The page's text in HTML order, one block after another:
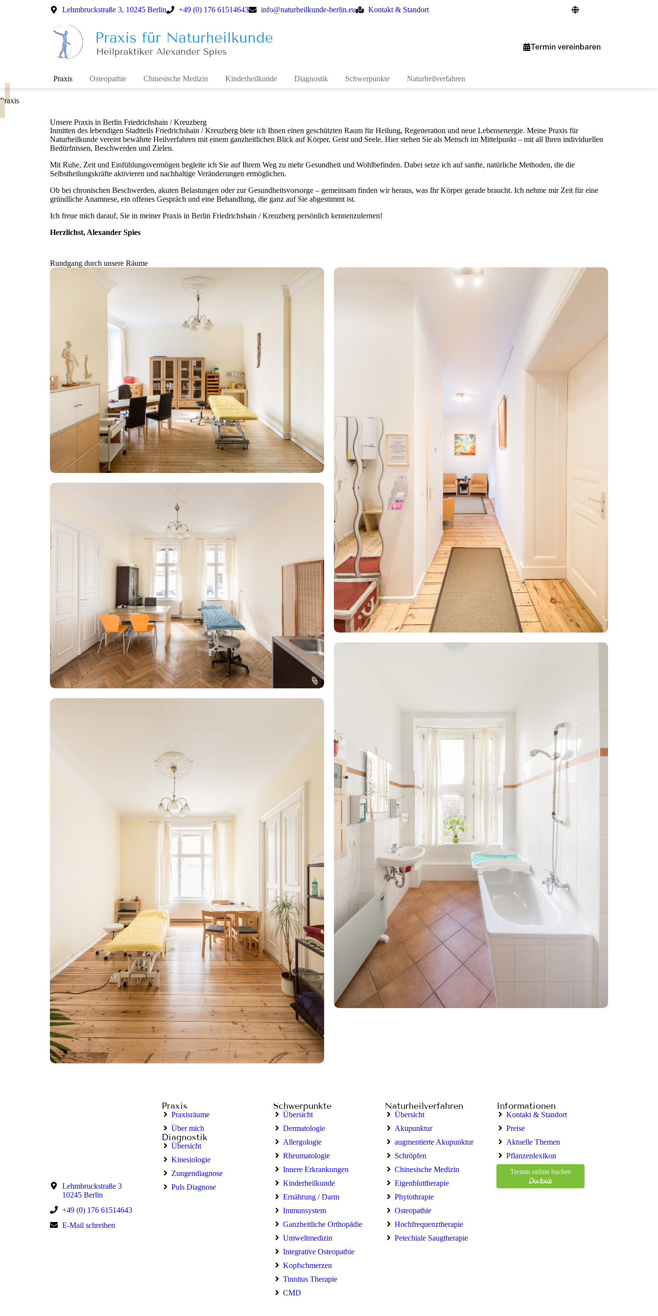
Lehmbruckstraße 3, 10245 Berlin +49 (0) 176 61514643 info@naturheilkunde-berlin.eu Kontakt & Standort
Termin vereinbaren
Praxis Osteopathie Chinesische Medizin Kinderheilkunde Diagnostik Schwerpunkte Naturheilverfahren
Praxis
Unsere Praxis in Berlin Friedrichshain / Kreuzberg
Inmitten des lebendigen Stadtteils Friedrichshain / Kreuzberg biete ich Ihnen einen geschützten Raum für Heilung, Regeneration und neue Lebensenergie. Meine Praxis für
Naturheilkunde vereint bewährte Heilverfahren mit einem ganzheitlichen Blick auf Körper, Geist und Seele. Hier stehen Sie als Mensch im Mittelpunkt – mit all Ihren individuellen
Bedürfnissen, Beschwerden und Zielen.
Mit Ruhe, Zeit und Einfühlungsvermögen begleite ich Sie auf Ihrem Weg zu mehr Gesundheit und Wohlbefinden. Dabei setze ich auf sanfte, natürliche Methoden, die die
Selbstheilungskräfte aktivieren und nachhaltige Veränderungen ermöglichen.
Ob bei chronischen Beschwerden, akuten Belastungen oder zur Gesundheitsvorsorge – gemeinsam finden wir heraus, was Ihr Körper gerade braucht. Ich nehme mir Zeit für eine
gründliche Anamnese, ein offenes Gespräch und eine Behandlung, die ganz auf Sie abgestimmt ist.
Ich freue mich darauf, Sie in meiner Praxis in Berlin Friedrichshain / Kreuzberg persönlich kennenzulernen!
Herzlichst, Alexander Spies
Rundgang durch unsere Räume
Lehmbruckstraße 3
10245 Berlin
+49 (0) 176 61514643
E-Mail schreiben
Praxis
Praxisräume
Über mich
Diagnostik
Übersicht
Kinesiologie
Zungendiagnose
Puls Diagnose
Schwerpunkte
Übersicht
Dermatologie
Allergologie
Rheumatologie
Innere Erkrankungen
Kinderheilkunde
Ernährung / Darm
Immunsystem
Ganzheitliche Orthopädie
Umweltmedizin
Integrative Osteopathie
Kopfschmerzen
Tinnitus Therapie
CMD
Naturheilverfahren
Übersicht
Akupunktur
augmentierte Akupunktur
Schröpfen
Chinesische Medizin
Eigenbluttherapie
Phytothrapie
Osteopathie
Hochfrequenztherapie
Petechiale Saugtherapie
Informationen
Kontakt & Standort
Preise
Aktuelle Themen
Pflanzenlexikon
Termin online buchen